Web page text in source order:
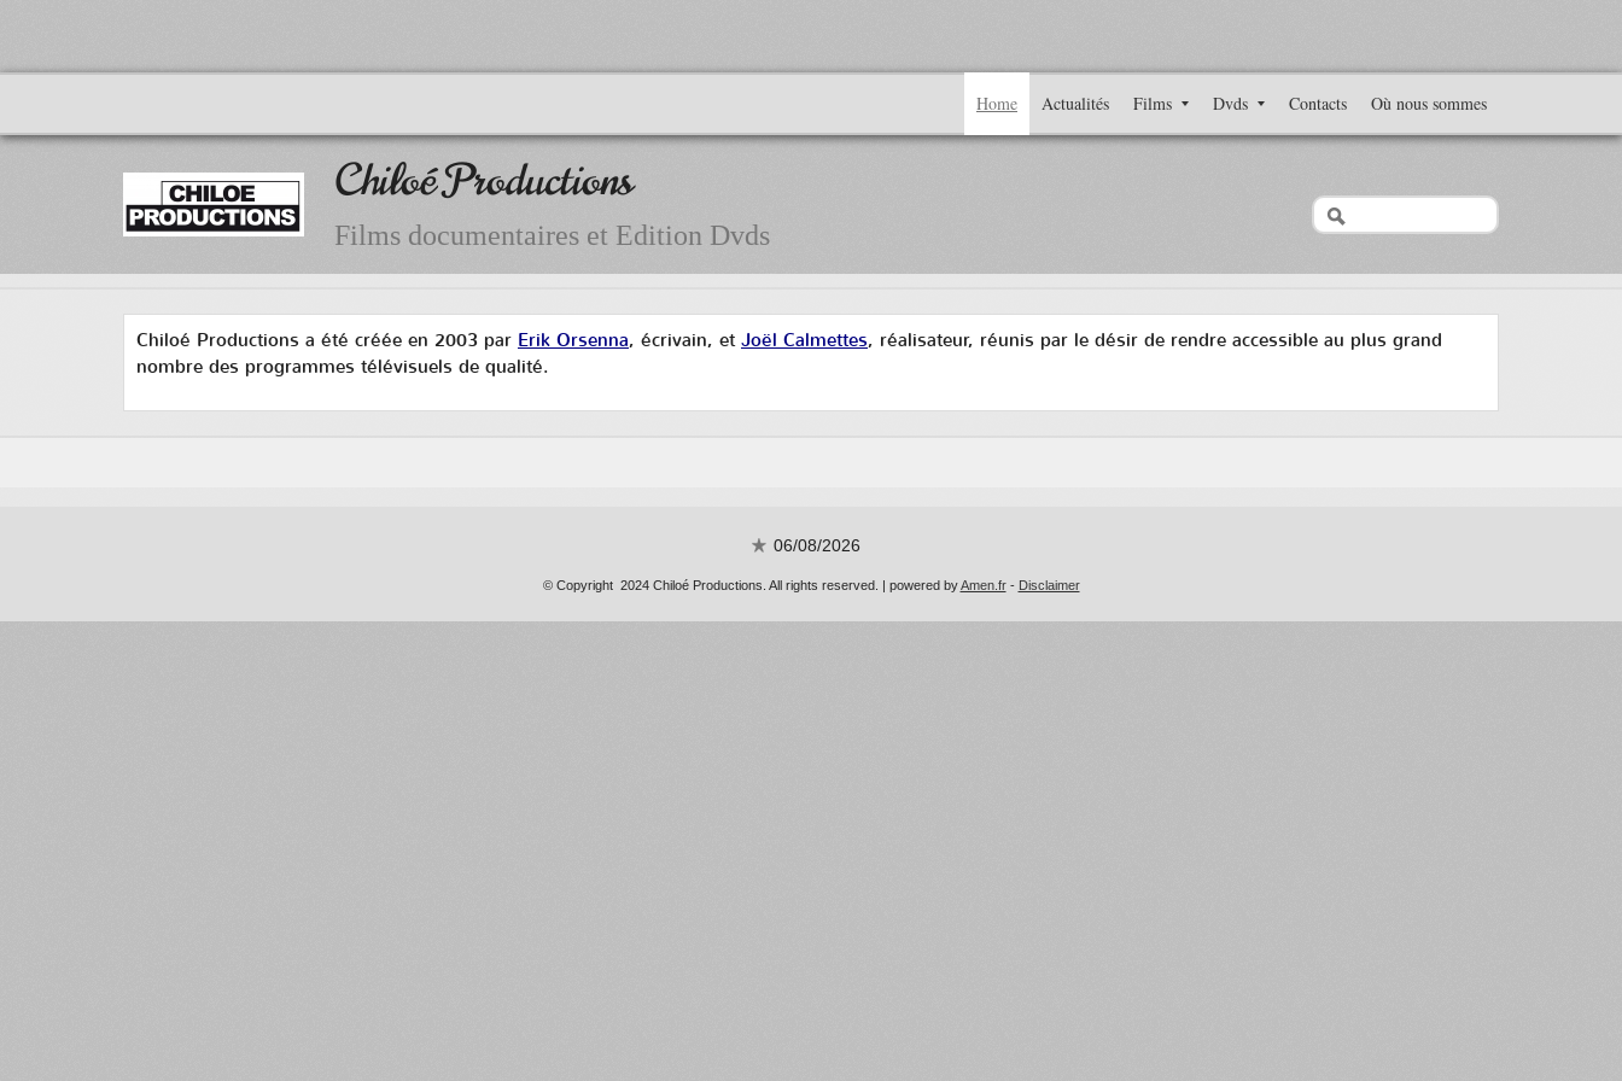
Home Actualités Films Dvds Contacts Où nous sommes
Chiloé Productions
Films documentaires et Edition Dvds
Chiloé Productions a été créée en 2003 par Erik Orsenna, écrivain, et Joël Calmettes, réalisateur, réunis par le désir de rendre accessible au plus grand
nombre des programmes télévisuels de qualité.
06/08/2026
© Copyright 2024 Chiloé Productions. All rights reserved. | powered byAmen.fr- Disclaimer